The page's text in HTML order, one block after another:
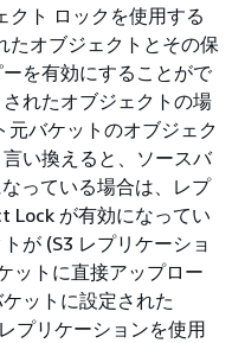
クト ロックを使用する
たオブジェクトとその保
を有効にすることがで
れたオブジェクトの場
元バケットのオブジェク
い換えると、ソースバ
っている場合は、レプ
Lock が有効になってい
が (S3 レプリケーショ
ットに直接アップロー
ットに設定された
プリケーションを使用